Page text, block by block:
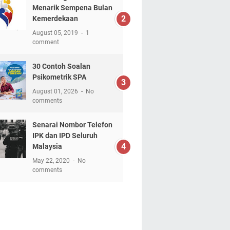
Menarik Sempena Bulan
Kemerdekaan
August 05, 2019
1
comment
30 Contoh Soalan
Psikometrik SPA
August 01, 2026
No
comments
Senarai Nombor Telefon
IPK dan IPD Seluruh
Malaysia
May 22, 2020
No
comments